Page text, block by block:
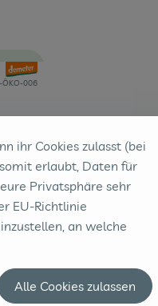
ÖKO-006
hinzufügen
ihr Cookies zulasst (bei
somit erlaubt, Daten für
Privatsphäre sehr
EU-Richtlinie
an welche
Alle Cookies zulassen